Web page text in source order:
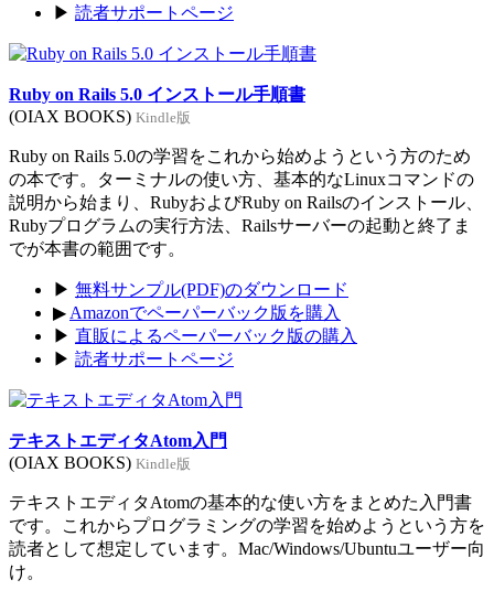
▶ 読者サポートページ
Ruby on Rails 5.0 インストール手順書
(OIAX BOOKS) Kindle版
Ruby on Rails 5.0の学習をこれから始めようという方のため
の本です。ターミナルの使い方、基本的なLinuxコマンドの
説明から始まり、RubyおよびRuby on Railsのインストール、
Rubyプログラムの実行方法、Railsサーバーの起動と終了ま
でが本書の範囲です。
▶ 無料サンプル(PDF)のダウンロード
▶ Amazonでペーパーバック版を購入
▶ 直販によるペーパーバック版の購入
▶ 読者サポートページ
テキストエディタAtom入門
(OIAX BOOKS) Kindle版
テキストエディタAtomの基本的な使い方をまとめた入門書
です。これからプログラミングの学習を始めようという方を
読者として想定しています。Mac/Windows/Ubuntuユーザー向
け。